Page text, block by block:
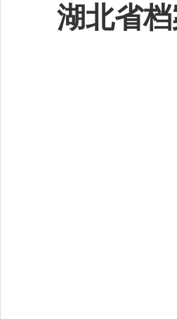
湖北省